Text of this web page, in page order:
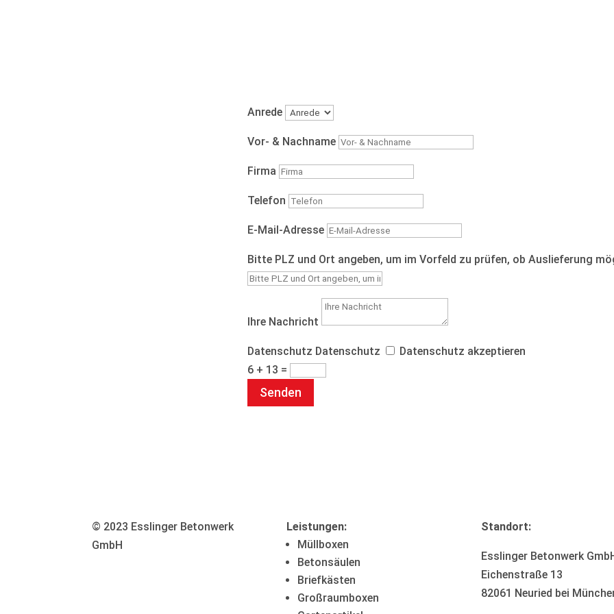
Anrede
Vor- & Nachname
Firma
Telefon
E-Mail-Adresse
Bitte PLZ und Ort angeben, um im Vorfeld zu prüfen, ob Auslieferung
Ihre Nachricht
Datenschutz Datenschutz
Datenschutz akzeptieren
6 + 13 =
Senden
© 2023 Esslinger Betonwerk
GmbH
Leistungen:
Müllboxen
Betonsäulen
Briefkästen
Großraumboxen
Standort:
Esslinger Betonwerk
Eichenstraße 13
82061 Neuried bei